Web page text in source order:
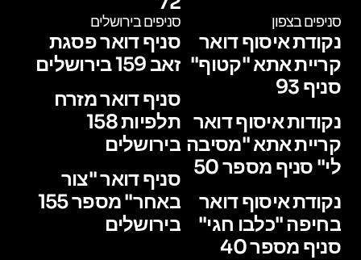
סניפים בצפון
נקודת איסוף דואר
קריית אתא "קטוף"
סניף 93
נקודות איסוף דואר
קריית אתא "מסיבה
לי" סניף מספר 50
נקודת איסוף דואר
בחיפה "כלבו חגי"
סניף מספר 40
סניפים בירושלים
סניף דואר פסגת
זאב 159 בירושלים
סניף דואר מזרח
תלפיות 158
בירושלים
סניף דואר "צור
באחר" מספר 155
בירושלים